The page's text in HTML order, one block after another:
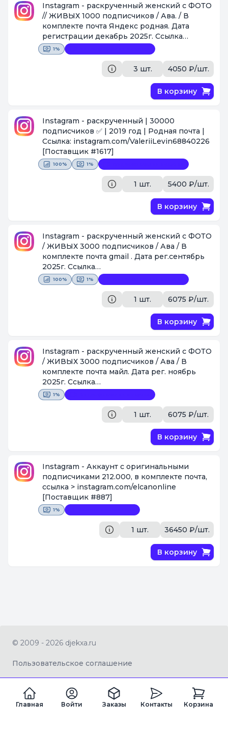
Instagram - раскрученный женский с ФОТО
// ЖИВЫХ 1000 подписчиков / Ава. / В
комплекте почта Яндекс родная. Дата
регистрации декабрь 2025г. Ссылка
https://www.instagram.com/blondialisa222
[Поставщик #1087]
1%
3 шт. 4050 ₽/шт.
В корзину
Instagram - раскрученный | 30000
подписчиков ✅ | 2019 год | Родная почта |
Ссылка: instagram.com/ValeriiLevin68840226
[Поставщик #1617]
100% 1%
1 шт. 5400 ₽/шт.
В корзину
Instagram - раскрученный женский с ФОТО
/ ЖИВЫХ 3000 подписчиков / Ава / В
комплекте почта gmail . Дата рег.сентябрь
2025г. Ссылка
https://www.instagram.com/anuta__imanova
[Поставщик #1087]
100% 1%
1 шт. 6075 ₽/шт.
В корзину
Instagram - раскрученный женский с ФОТО
/ ЖИВЫХ 3000 подписчиков / Ава / В
комплекте почта майл. Дата рег. ноябрь
2025г. Ссылка
https://www.instagram.com/nastya_valskaya
[Поставщик #1087]
1%
1 шт. 6075 ₽/шт.
В корзину
Instagram - Аккаунт с оригинальными
подписчиками 212.000, в комплекте почта,
ссылка > instagram.com/elcanonline
[Поставщик #887]
1%
1 шт. 36450 ₽/шт.
В корзину
Главная Войти Заказы Контакты Корзина
© 2009 - 2026 djekxa.ru
Пользовательское соглашение